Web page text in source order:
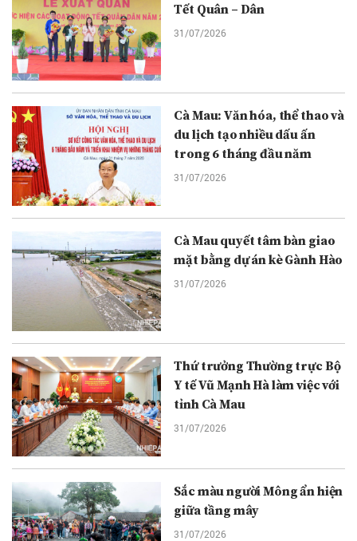
Tết Quân – Dân
31/07/2026
Cà Mau: Văn hóa, thể thao và
du lịch tạo nhiều dấu ấn
trong 6 tháng đầu năm
31/07/2026
Cà Mau quyết tâm bàn giao
mặt bằng dự án kè Gành Hào
31/07/2026
Thứ trưởng Thường trực Bộ
Y tế Vũ Mạnh Hà làm việc với
tỉnh Cà Mau
31/07/2026
Sắc màu người Mông ẩn hiện
giữa tầng mây
31/07/2026